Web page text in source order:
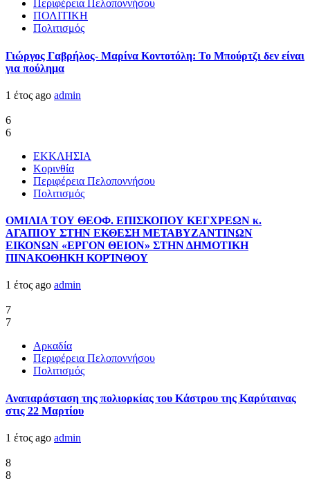
Περιφέρεια Πελοποννήσου
ΠΟΛΙΤΙΚΗ
Πολιτισμός
Γιώργος Γαβρήλος- Μαρίνα Κοντοτόλη: Το Μπούρτζι δεν είναι
για πούλημα
1 έτος ago admin
6
6
ΕΚΚΛΗΣΙΑ
Κορινθία
Περιφέρεια Πελοποννήσου
Πολιτισμός
ΟΜΙΛΙΑ ΤΟΥ ΘΕΟΦ. ΕΠΙΣΚΟΠΟΥ ΚΕΓΧΡΕΩΝ κ.
ΑΓΑΠΙΟΥ ΣΤΗΝ ΕΚΘΕΣΗ ΜΕΤΑΒΥΖΑΝΤΙΝΩΝ
ΕΙΚΟΝΩΝ «ΕΡΓΟΝ ΘΕΙΟΝ» ΣΤΗΝ ΔΗΜΟΤΙΚΗ
ΠΙΝΑΚΟΘΗΚΗ ΚΟΡΊΝΘΟΥ
1 έτος ago admin
7
7
Αρκαδία
Περιφέρεια Πελοποννήσου
Πολιτισμός
Αναπαράσταση της πολιορκίας του Κάστρου της Καρύταινας
στις 22 Μαρτίου
1 έτος ago admin
8
8